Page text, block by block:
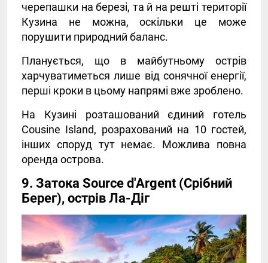
черепашки на березі, та й на решті території
Кузина не можна, оскільки це може
порушити природний баланс.
Планується, що в майбутньому острів
харчуватиметься лише від сонячної енергії,
перші кроки в цьому напрямі вже зроблено.
На Кузині розташований єдиний готель
Cousine Island, розрахований на 10 гостей,
інших споруд тут немає. Можлива повна
оренда острова.
9. Затока Source d'Argent (Срібний
Берег), острів Ла-Діг